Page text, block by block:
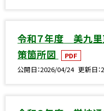
令和７年度 美九里
策箇所図
PDF
公開日 2026/04/24 更新日